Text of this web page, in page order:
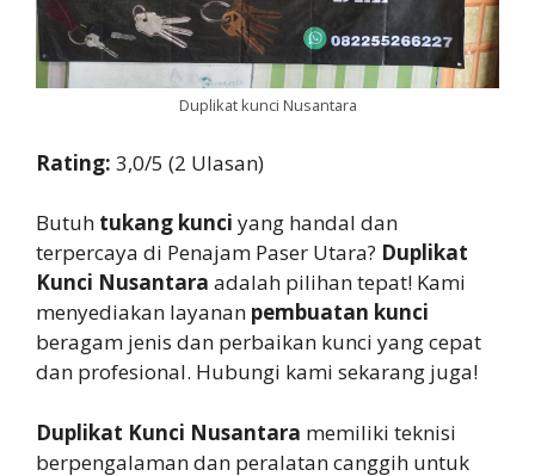
Duplikat kunci Nusantara
Rating: 3,0/5 (2 Ulasan)
Butuh tukang kunci yang handal dan
terpercaya di Penajam Paser Utara? Duplikat
Kunci Nusantara adalah pilihan tepat! Kami
menyediakan layanan pembuatan kunci
beragam jenis dan perbaikan kunci yang cepat
dan profesional. Hubungi kami sekarang juga!
Duplikat Kunci Nusantara memiliki teknisi
berpengalaman dan peralatan canggih untuk